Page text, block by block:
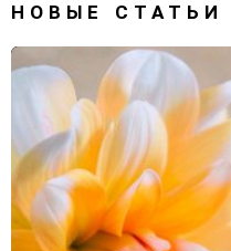
НОВЫЕ СТАТЬИ